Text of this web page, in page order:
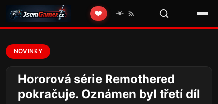
❤️ ☀️
NOVINKY
Hororová série Remothered
pokračuje. Oznámen byl třetí díl